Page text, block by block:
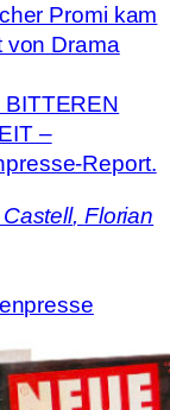
Promi kam
von Drama
–
Report.
, Florian